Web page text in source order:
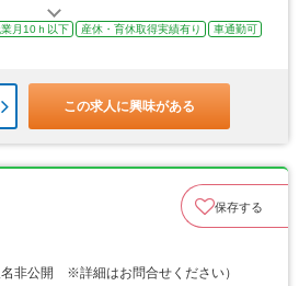
月10ｈ以下 産休・育休取得実績有り
車通勤可
この求人に興味がある
保存する
非公開 ※詳細はお問合せください）